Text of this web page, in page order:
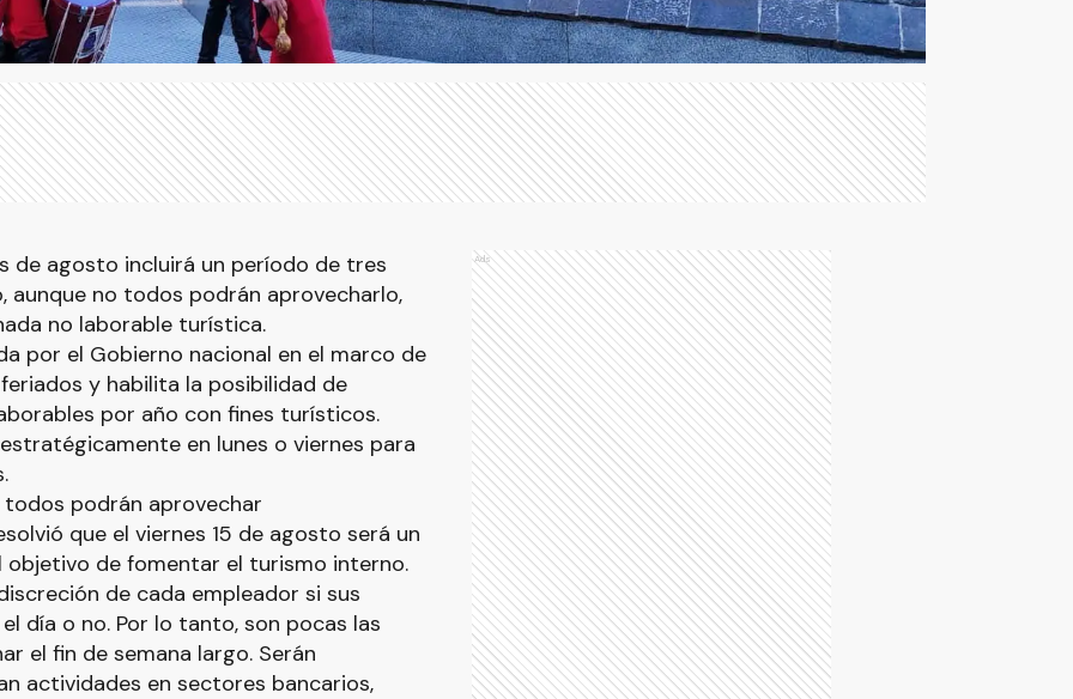
de agosto incluirá un período de tres
aunque no todos podrán aprovecharlo,
no laborable turística.
por el Gobierno nacional en el marco de
y habilita la posibilidad de
por año con fines turísticos.
en lunes o viernes para
podrán aprovechar
que el viernes 15 de agosto será un
objetivo de fomentar el turismo interno.
de cada empleador si sus
día o no. Por lo tanto, son pocas las
el fin de semana largo. Serán
actividades en sectores bancarios,
Ads